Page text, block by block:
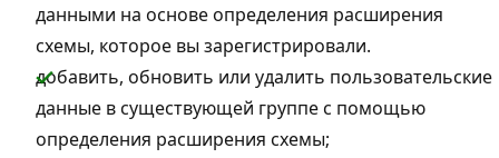
данными на основе определения расширения
схемы, которое вы зарегистрировали.
добавить, обновить или удалить пользовательские
данные в существующей группе с помощью
определения расширения схемы;